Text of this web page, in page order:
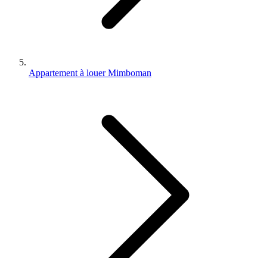
Appartement à louer Mimboman